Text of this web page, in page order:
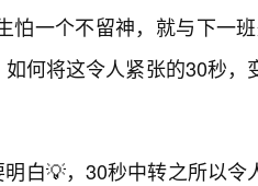
怕一个不留神，就与下一
如何将这令人紧张的30秒
明白💡，30秒中转之所以